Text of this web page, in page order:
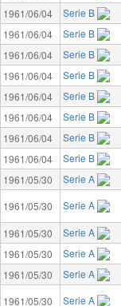
1961/06/04
Serie B
1961/06/04
Serie B
1961/06/04
Serie B
1961/06/04
Serie B
1961/06/04
Serie B
1961/06/04
Serie B
1961/06/04
Serie B
1961/06/04
Serie B
1961/05/30
Serie A
1961/05/30
Serie A
1961/05/30
Serie A
1961/05/30
Serie A
1961/05/30
Serie A
1961/05/30
Serie A